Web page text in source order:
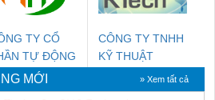
TY CỔ
TỰ ĐỘNG
HƯNG
CÔNG TY TNHH
KỸ THUẬT
KTECH VIỆT
NAM
MỚI » Xem tất cả